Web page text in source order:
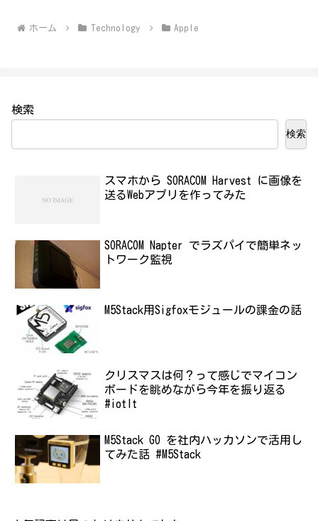
ホーム Technology Apple
検索
検索
スマホから SORACOM Harvest に画像を
送るWebアプリを作ってみた
SORACOM Napter でラズパイで簡単ネッ
トワーク監視
M5Stack用Sigfoxモジュールの課金の話
クリスマスは何？って感じでマイコン
ボードを眺めながら今年を振り返る
#iotlt
M5Stack GO を社内ハッカソンで活用し
てみた話 #M5Stack